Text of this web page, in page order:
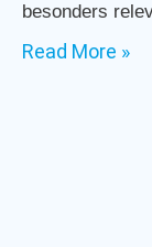
besonders
Read More »